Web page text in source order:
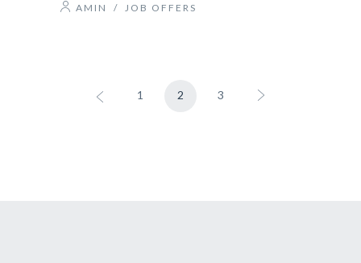
AMIN / JOB OFFERS
1 2 3